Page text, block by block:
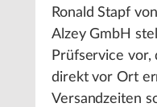
Ronald Stapf
Alzey GmbH
Prüfservice vor,
direkt vor Ort
Versandzeiten